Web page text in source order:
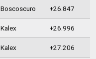
Boscoscuro +26.847
Kalex +26.996
Kalex +27.206